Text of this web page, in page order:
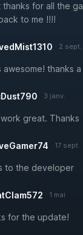
thanks for all the
to me !!!!
2 sept.
awesome! thanks
3 janv.
great. Thanks
17 sept.
to the developer
1 mai
for the update!